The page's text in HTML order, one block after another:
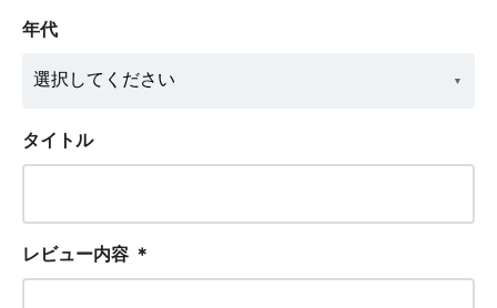
年代
タイトル
レビュー内容 ＊